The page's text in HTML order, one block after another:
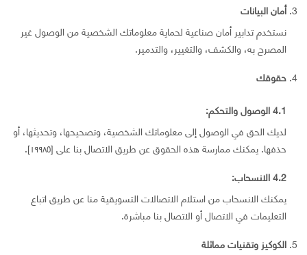
أمان البيانات
نستخدم تدابير أمان صناعية لحماية معلوماتك الشخصية من الوصول غير
المصرح به، والكشف، والتغيير، والتدمير.
حقوقك
4.1 الوصول والتحكم:
لديك الحق في الوصول إلى معلوماتك الشخصية، وتصحيحها، وتحديثها، أو
حذفها. يمكنك ممارسة هذه الحقوق عن طريق الاتصال بنا على [١٩٩٨٥].
4.2 الانسحاب:
يمكنك الانسحاب من استلام الاتصالات التسويقية منا عن طريق اتباع
التعليمات في الاتصال أو الاتصال بنا مباشرة.
الكوكيز وتقنيات مماثلة